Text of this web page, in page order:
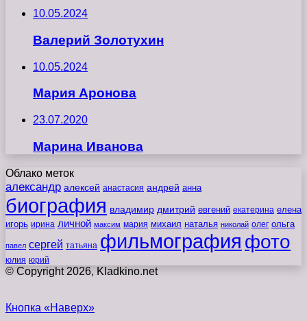
10.05.2024
Валерий Золотухин
10.05.2024
Мария Аронова
23.07.2020
Марина Иванова
Облако меток
александр алексей анастасия андрей анна
биография владимир дмитрий евгений екатерина елена
игорь ирина личной максим мария михаил наталья николай олег ольга
павел сергей татьяна фильмография фото
юлия юрий
© Copyright 2026, Kladkino.net
Кнопка «Наверх»